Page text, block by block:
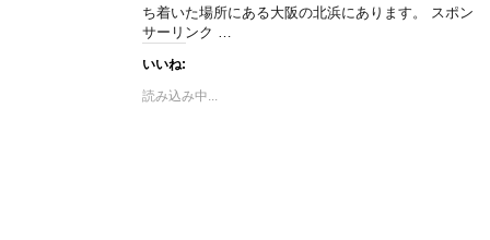
ち着いた場所にある大阪の北浜にあります。 スポン
サーリンク …
いいね:
読み込み中...